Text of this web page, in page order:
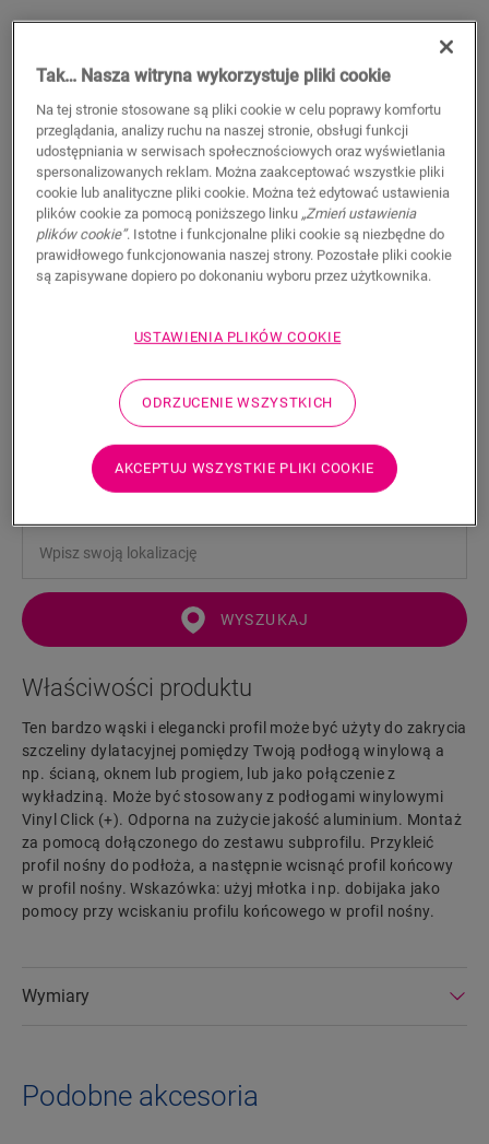
Profil wykończeniowy - Clay
AKCESORIA DO PODŁOGI WINYLOWEJ
PROFIL WYKOŃCZENIOWY
Beautiful finish
Respect expansion joints
Scratch-resistant top layer
120,70PLN/m
Sugerowana cena brutto
WYSZUKAJ
Właściwości produktu
Ten bardzo wąski i elegancki profil może być użyty do zakrycia
szczeliny dylatacyjnej pomiędzy Twoją podłogą winylową a
np. ścianą, oknem lub progiem, lub jako połączenie z
wykładziną. Może być stosowany z podłogami winylowymi
Vinyl Click (+). Odporna na zużycie jakość aluminium. Montaż
za pomocą dołączonego do zestawu subprofilu. Przykleić
profil nośny do podłoża, a następnie wcisnąć profil końcowy
w profil nośny. Wskazówka: użyj młotka i np. dobijaka jako
pomocy przy wciskaniu profilu końcowego w profil nośny.
Wymiary
Podobne akcesoria
Tak… Nasza witryna wykorzystuje pliki cookie
Na tej stronie stosowane są pliki cookie w celu poprawy komfortu
przeglądania, analizy ruchu na naszej stronie, obsługi funkcji
udostępniania w serwisach społecznościowych oraz wyświetlania
spersonalizowanych reklam. Można zaakceptować wszystkie pliki
cookie lub analityczne pliki cookie. Można też edytować ustawienia
plików cookie za pomocą poniższego linku „Zmień ustawienia
plików cookie”. Istotne i funkcjonalne pliki cookie są niezbędne do
prawidłowego funkcjonowania naszej strony. Pozostałe pliki cookie
są zapisywane dopiero po dokonaniu wyboru przez użytkownika.
USTAWIENIA PLIKÓW COOKIE
ODRZUCENIE WSZYSTKICH
AKCEPTUJ WSZYSTKIE PLIKI COOKIE